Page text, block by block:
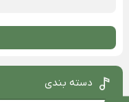
دسته بندی